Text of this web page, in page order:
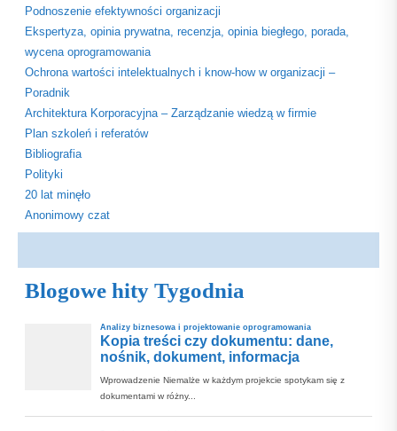
Podnoszenie efektywności organizacji
Ekspertyza, opinia prywatna, recenzja, opinia biegłego, porada,
wycena oprogramowania
Ochrona wartości intelektualnych i know-how w organizacji –
Poradnik
Architektura Korporacyjna – Zarządzanie wiedzą w firmie
Plan szkoleń i referatów
Bibliografia
Polityki
20 lat minęło
Anonimowy czat
Blogowe hity Tygodnia